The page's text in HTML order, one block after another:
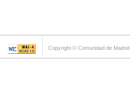
Copyright © Comunidad de Madrid.